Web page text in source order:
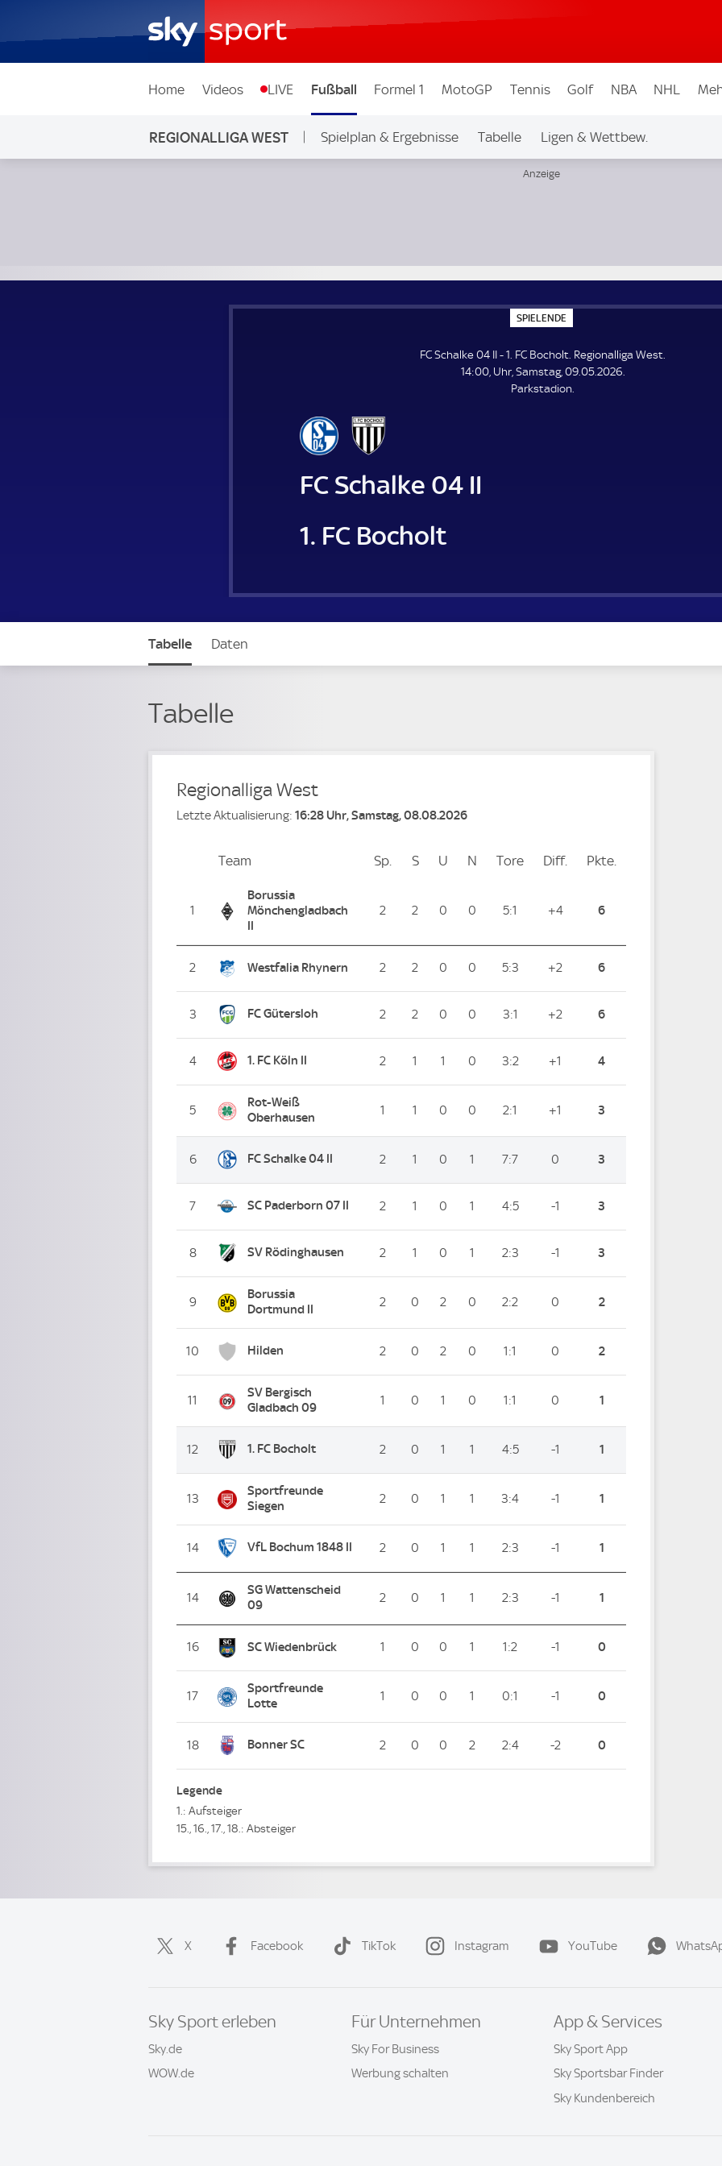
Home Videos LIVE Fußball Formel 1 MotoGP Tennis Golf NBA NHL
REGIONALLIGA WEST Spielplan & Ergebnisse Tabelle Ligen & Wettbew.
SPIELENDE
P
E
L
E
N
FC Schalke 04 II - 1. FC Bocholt. Regionalliga West.
14:00, Uhr, Samstag, 09.05.2026.
Parkstadion.
FC Schalke 04 II
1. FC Bocholt
Tabelle Daten
Tabelle
Regionalliga West
Letzte Aktualisierung: 16:28 Uhr, Samstag, 08.08.2026
PlatzTeam Sp. Spiele
SSiege
U Unentschieden
N Niederlagen
Tore ToreDiff. Differenz
Pkte.
1
Borussia
Mönchengladbach
II
2 2 0 0 5:1 +4 6
2 Westfalia Rhynern 2 2 0 0 5:3 +2 6
3 FC Gütersloh 2 2 0 0 3:1 +2 6
4 1. FC Köln II 2 1 1 0 3:2 +1 4
5
Rot-Weiß
Oberhausen
1 1 0 0 2:1 +1 3
6 FC Schalke 04 II 2 1 0 1 7:7 0 3
7 SC Paderborn 07 II 2 1 0 1 4:5 -1 3
8 SV Rödinghausen 2 1 0 1 2:3 -1 3
9
Borussia
Dortmund II
2 0 2 0 2:2 0 2
10 Hilden 2 0 2 0 1:1 0 2
11
SV Bergisch
Gladbach 09
1 0 1 0 1:1 0 1
12 1. FC Bocholt 2 0 1 1 4:5 -1 1
13
Sportfreunde
Siegen
2 0 1 1 3:4 -1 1
14 VfL Bochum 1848 II 2 0 1 1 2:3 -1 1
14
SG Wattenscheid
09
2 0 1 1 2:3 -1 1
16 SC Wiedenbrück 1 0 0 1 1:2 -1 0
17
Sportfreunde
Lotte
1 0 0 1 0:1 -1 0
18 Bonner SC 2 0 0 2 2:4 -2 0
Legende
1.: Aufsteiger
15., 16., 17., 18.: Absteiger
X Facebook TikTok Instagram YouTube
Sky Sport erleben
Sky.de
WOW.de
Für Unternehmen
Sky For Business
Werbung schalten
App & Services
Sky Sport App
Sky Sportsbar Finder
Sky Kundenbereich